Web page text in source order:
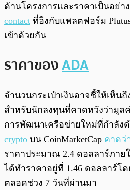
ด้านโครงการและราคาเป็นอย่า
contact ที่อิงกับแพลตฟอร์ม
เข้าด้วยกัน
ราคาของADA
จำนวนกระเป๋าเงินอาจชี้ให้เห็น
สำหรับนักลงทุนที่คาดหวังว่ามูล
การพัฒนาเครือข่ายใหม่ที่กำลัง
crypto บน CoinMarketCap คาดว่
ราคาประมาณ 2.4 ดอลลาร์ภา
ได้ทำราคาอยู่ที่ 1.46 ดอลลาร์โ
ตลอดช่วง 7 วันที่ผ่านมา